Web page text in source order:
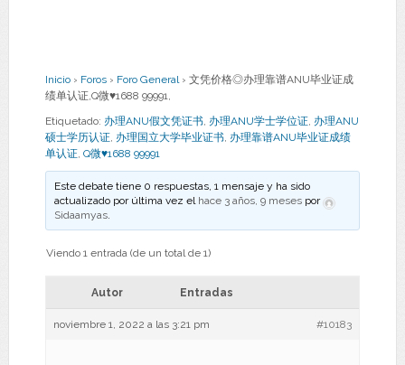
Inicio › Foros › Foro General › 文凭价格◎办理靠谱ANU毕业证成
绩单认证,Q微♥1688 99991,
Etiquetado: 办理ANU假文凭证书, 办理ANU学士学位证, 办理ANU
硕士学历认证, 办理国立大学毕业证书, 办理靠谱ANU毕业证成绩
单认证, Q微♥1688 99991
Este debate tiene 0 respuestas, 1 mensaje y ha sido
actualizado por última vez el hace 3 años, 9 meses por
Sidaamyas.
Viendo 1 entrada (de un total de 1)
Autor Entradas
noviembre 1, 2022 a las 3:21 pm #10183